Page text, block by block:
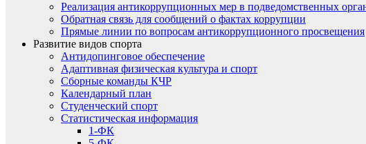
Реализация антикоррупционных мер в подведомственных
Обратная связь для сообщений о фактах коррупции
Прямые линии по вопросам антикоррупционного просвещения
Развитие видов спорта
Антидопинговое обеспечение
Адаптивная физическая культура и спорт
Сборные команды КЧР
Календарный план
Студенческий спорт
Статистическая информация
1-ФК